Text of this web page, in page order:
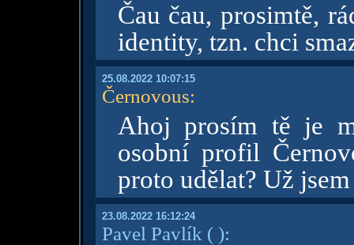
Čau čau, prosimtě,
identity, tzn. chci
25.08.2022 10:07:15
Černovous:
Ahoj prosím tě je
osobní profil
proto udělat? Už
23.08.2022 16:12:24
Pavel Pavlík ( ):